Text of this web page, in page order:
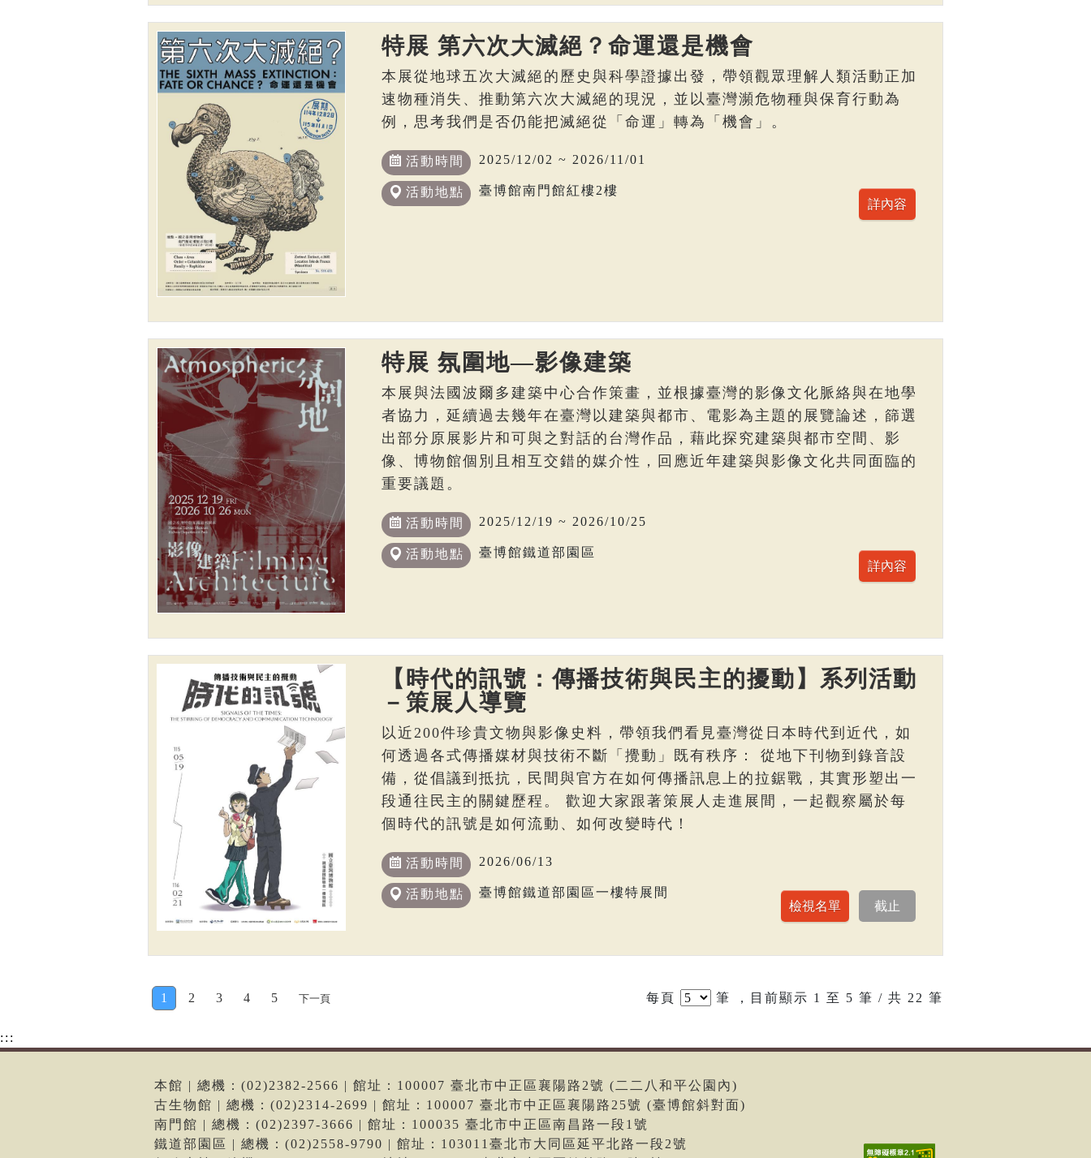
特展 第六次大滅絕？命運還是機會
本展從地球五次大滅絕的歷史與科學證據出發，帶領觀眾理解人類活動正加
速物種消失、推動第六次大滅絕的現況，並以臺灣瀕危物種與保育行動為
例，思考我們是否仍能把滅絕從「命運」轉為「機會」。
活動時間 2025/12/02 ~ 2026/11/01
活動地點 臺博館南門館紅樓2樓
特展 氛圍地—影像建築
本展與法國波爾多建築中心合作策畫，並根據臺灣的影像文化脈絡與在地學
者協力，延續過去幾年在臺灣以建築與都市、電影為主題的展覽論述，篩選
出部分原展影片和可與之對話的台灣作品，藉此探究建築與都市空間、影
像、博物館個別且相互交錯的媒介性，回應近年建築與影像文化共同面臨的
重要議題。
活動時間 2025/12/19 ~ 2026/10/25
活動地點 臺博館鐵道部園區
【時代的訊號：傳播技術與民主的擾動】系列活動
－策展人導覽
以近200件珍貴文物與影像史料，帶領我們看見臺灣從日本時代到近代，如
何透過各式傳播媒材與技術不斷「攪動」既有秩序： 從地下刊物到錄音設
備，從倡議到抵抗，民間與官方在如何傳播訊息上的拉鋸戰，其實形塑出一
段通往民主的關鍵歷程。 歡迎大家跟著策展人走進展間，一起觀察屬於每
個時代的訊號是如何流動、如何改變時代！
活動時間 2026/06/13
活動地點 臺博館鐵道部園區一樓特展間
1 2 3 4 5 下一頁 每頁 筆 ，目前顯示 1 至 5 筆 / 共 22 筆
:::
本館 | 總機：(02)2382-2566 | 館址：100007 臺北市中正區襄陽路2號 (二二八和平公園內)
古生物館 | 總機：(02)2314-2699 | 館址：100007 臺北市中正區襄陽路25號 (臺博館斜對面)
南門館 | 總機：(02)2397-3666 | 館址：100035 臺北市中正區南昌路一段1號
鐵道部園區 | 總機：(02)2558-9790 | 館址：103011臺北市大同區延平北路一段2號